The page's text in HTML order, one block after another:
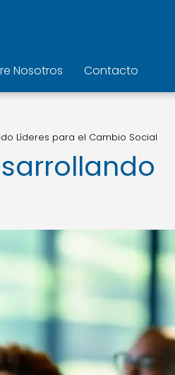
Nosotros Contacto
Líderes para el Cambio Social